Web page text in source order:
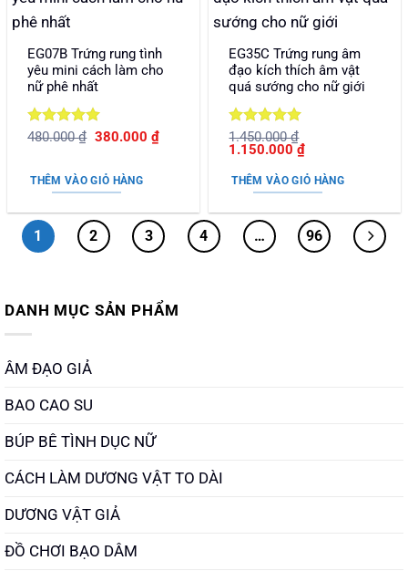
EG07B Trứng rung tình
yêu mini cách làm cho
nữ phê nhất
Được xếp
480.000₫ Giá
480.000 ₫.
380.000 ₫Giá
hiện
THÊM VÀO GIỎ HÀNG
EG35C Trứng rung âm
đạo kích thích âm vật
quá sướng cho nữ giới
Được xếp
hạng55
1.450.000₫
Giá
là:
1.450.000 ₫.
1.150.000₫Giá
tại
là:
THÊM VÀO GIỎ HÀNG
1 2 3 4 … 96
DANH MỤC SẢN PHẨM
ÂM ĐẠO GIẢ
BAO CAO SU
BÚP BÊ TÌNH DỤC NỮ
CÁCH LÀM DƯƠNG VẬT TO DÀI
DƯƠNG VẬT GIẢ
ĐỒ CHƠI BẠO DÂM